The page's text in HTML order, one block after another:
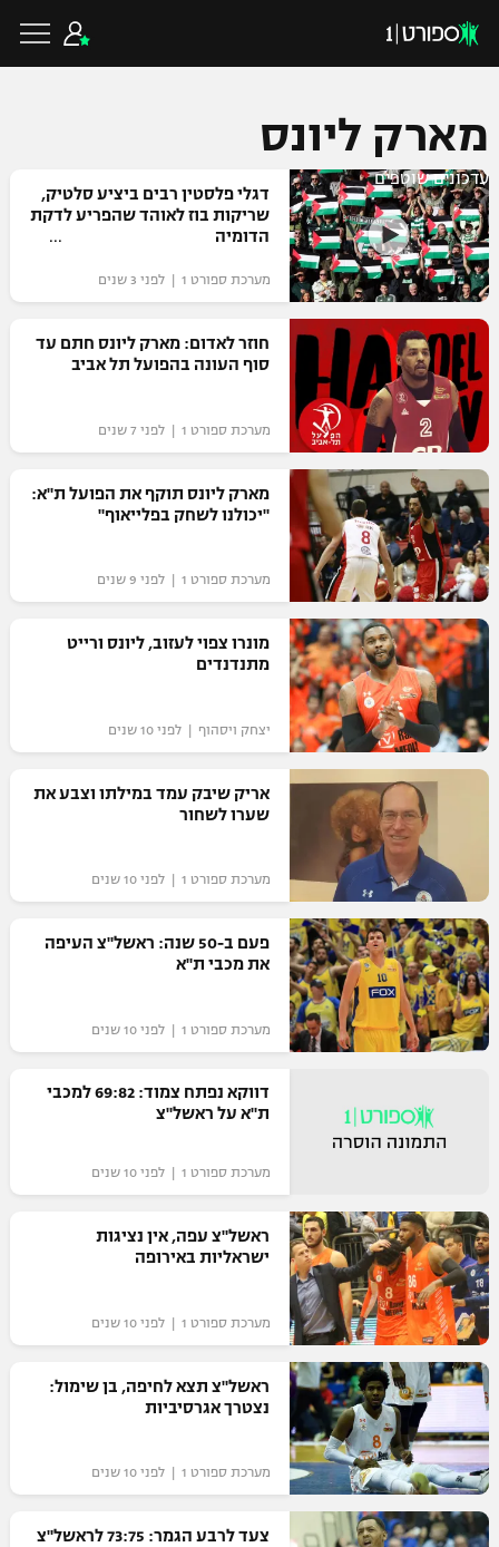
VOD
רץ ברשת
תוצאות
לוח שידורים
ברחבה
"מעל הליגה" – פודקאסט
"מחצית בשכונה" – פודקאסט
משתתפים וזוכים בפרסים
תקנון משתתפים וזוכים בפרסים
תקנון עבור פעילות אלקטרה
תקנון עבור פעילות ספורט 1 – "מרלן"
גיימינג E-Sports
תנאי שימוש
מדיניות פרטיות
תקנון פעילות ספורט 1
רשיון להקרנה פומבית לבית עסק
כדורגל ישראלי
ליגת העל
גביע הטוטו
ליגיונרים
גביע המדינה
נבחרת ישראל
מכבי חיפה
בית"ר ירושלים
מכבי תל אביב
הפועל תל אביב
הפועל חיפה
הפועל באר שבע
מכבי נתניה
בני יהודה
כדורגל עולמי
ליגת האלופות
ליגה אירופית
ליגה אנגלית
ליגה גרמנית
ליגה ספרדית
ליגה איטלקית
ליגה צרפתית
ליגה הולנדית
ליגה סינית
ליגה ברזילאית
ליגות נוספות
כדורסל ישראלי
ליגת ווינר סל
ליגה לאומית
כדורסל נשים
מכבי תל אביב
הפועל חולון
הפועל ירושלים
דני אבדיה
כדורסל עולמי
NBA
יורוליג
יורוקאפ
ענפים נוספים
טניס
כדוריד
כדורעף
שחייה
ג'ודו
אגרוף
ספורט אולימפי
UFC
היאבקות WWE
אופניים
כדורמים
בייסבול MLB
ספורט אתגרי ואקסטרים
אומנויות לחימה
גיימינג E-Sports
מארק ליונס
עדכונים שוטפים
דגלי פלסטין רבים ביציע סלטיק,
שריקות בוז לאוהד שהפריע לדקת
הדומיה
מערכת ספורט 1 | לפני 3 שנים
חוזר לאדום: מארק ליונס חתם עד
סוף העונה בהפועל תל אביב
מערכת ספורט 1 | לפני 7 שנים
מארק ליונס תוקף את הפועל ת"א:
"יכולנו לשחק בפלייאוף"
מערכת ספורט 1 | לפני 9 שנים
מונרו צפוי לעזוב, ליונס ורייט
מתנדנדים
יצחק ויסהוף | לפני 10 שנים
אריק שיבק עמד במילתו וצבע את
שערו לשחור
מערכת ספורט 1 | לפני 10 שנים
פעם ב-50 שנה: ראשל"צ העיפה
את מכבי ת"א
מערכת ספורט 1 | לפני 10 שנים
דווקא נפתח צמוד: 69:82 למכבי
ת"א על ראשל"צ
מערכת ספורט 1 | לפני 10 שנים
ראשל"צ עפה, אין נציגות
ישראליות באירופה
מערכת ספורט 1 | לפני 10 שנים
ראשל"צ תצא לחיפה, בן שימול:
נצטרך אגרסיביות
מערכת ספורט 1 | לפני 10 שנים
צעד לרבע הגמר: 73:75 לראשל"צ